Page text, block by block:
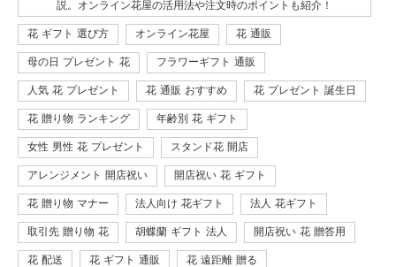
説。オンライン花屋の活用法や注文時のポイントも紹介！
花 ギフト 選び方 オンライン花屋 花 通販
母の日 プレゼント 花 フラワーギフト 通販
人気 花 プレゼント 花 通販 おすすめ 花 プレゼント 誕生日
花 贈り物 ランキング 年齢別 花 ギフト
女性 男性 花 プレゼント スタンド花 開店
アレンジメント 開店祝い 開店祝い 花 ギフト
花 贈り物 マナー 法人向け 花ギフト 法人 花ギフト
取引先 贈り物 花 胡蝶蘭 ギフト 法人 開店祝い 花 贈答用
花 配送 花 ギフト 通販 花 遠距離 贈る